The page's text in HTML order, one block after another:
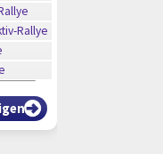
Rallye